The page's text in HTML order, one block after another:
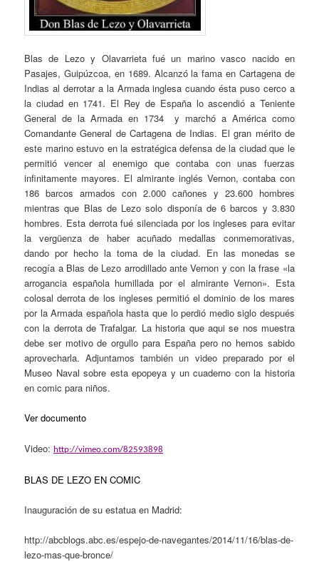
Blas de Lezo y Olavarrieta fué un marino vasco nacido en
Pasajes, Guipúzcoa, en 1689. Alcanzó la fama en Cartagena de
Indias al derrotar a la Armada inglesa cuando ésta puso cerco a
la ciudad en 1741. El Rey de España lo ascendió a Teniente
General de la Armada en 1734 y marchó a América como
Comandante General de Cartagena de Indias. El gran mérito de
este marino estuvo en la estratégica defensa de la ciudad que le
permitió vencer al enemigo que contaba con unas fuerzas
infinitamente mayores. El almirante inglés Vernon, contaba con
186 barcos armados con 2.000 cañones y 23.600 hombres
mientras que Blas de Lezo solo disponía de 6 barcos y 3.830
hombres. Esta derrota fué silenciada por los ingleses para evitar
la vergüenza de haber acuñado medallas conmemorativas,
dando por hecho la toma de la ciudad. En las monedas se
recogía a Blas de Lezo arrodillado ante Vernon y con la frase «la
arrogancia española humillada por el almirante Vernon». Esta
colosal derrota de los ingleses permitió el dominio de los mares
por la Armada española hasta que lo perdió medio siglo después
con la derrota de Trafalgar. La historia que aqui se nos muestra
debe ser motivo de orgullo para España pero no hemos sabido
aprovecharla. Adjuntamos también un video preparado por el
Museo Naval sobre esta epopeya y un cuaderno con la historia
en comic para niños.
Ver documento
Video:http://vimeo.com/82593898
BLAS DE LEZO EN COMIC
Inauguración de su estatua en Madrid:
http://abcblogs.abc.es/espejo-de-navegantes/2014/11/16/blas-de-
lezo-mas-que-bronce/